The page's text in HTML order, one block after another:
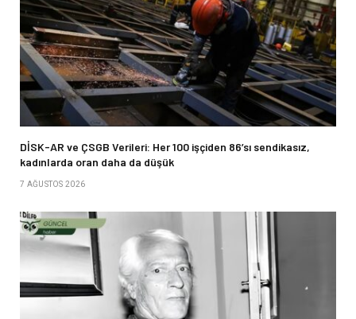
DİSK-AR ve ÇSGB Verileri: Her 100 işçiden 86’sı sendikasız,
kadınlarda oran daha da düşük
7 AĞUSTOS 2026